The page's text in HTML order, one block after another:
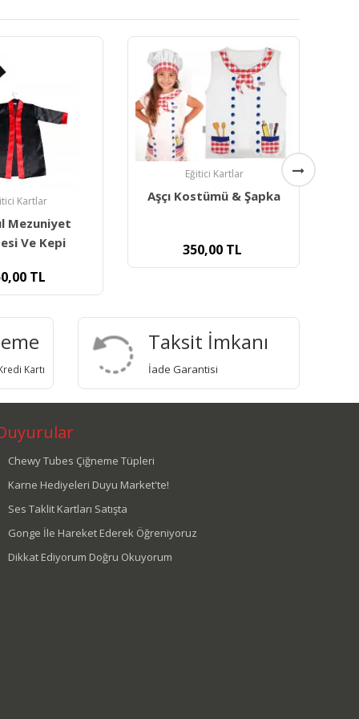
Kartlar
& Şapka
TL
Eğitici Kartlar
Beden Çorapları Medium
Kartı
Taksit İmkanı
İade Garantisi
Chewy Tubes Çiğneme Tüpleri
Karne Hediyeleri Duyu Market'te!
Ses Taklit Kartları Satışta
Gonge İle Hareket Ederek Öğreniyoruz
Dikkat Ediyorum Doğru Okuyorum